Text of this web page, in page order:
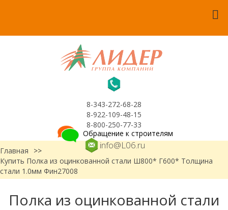
8-343-272-68-28
8-922-109-48-15
8-800-250-77-33
info@L06.ru
Обращение к строителям
Главная
>>
Купить Полка из оцинкованной стали Ш800* Г600* Толщина
стали 1.0мм Фин27008
Полка из оцинкованной стали